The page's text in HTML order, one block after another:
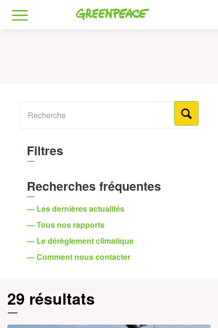
Greenpeace
MENU
Filtres
Recherches fréquentes
— Les dernières actualités
— Tous nos rapports
— Le dérèglement climatique
— Comment nous contacter
29 résultats